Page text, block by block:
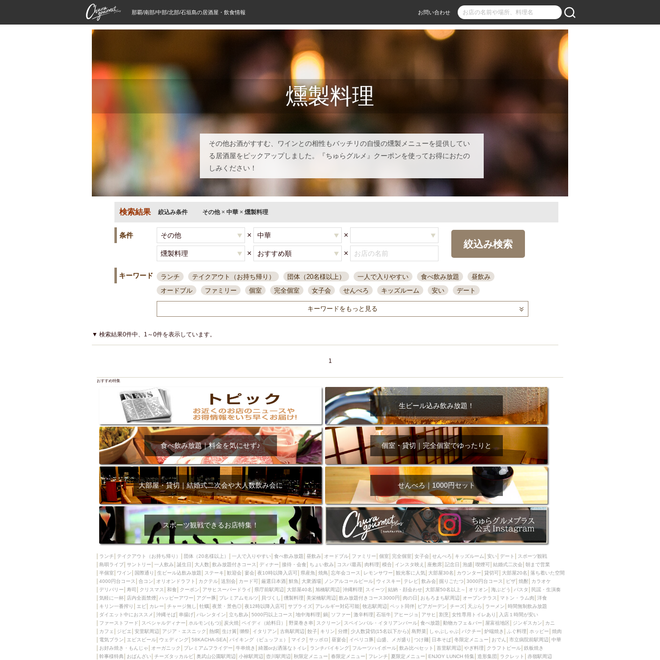
那覇/南部/中部/北部/石垣島の居酒屋・飲食情報 お問い合わせ
燻製料理
その他お酒がすすむ、ワインとの相性もバッチリの自慢の燻製メニューを提供してい
る居酒屋をピックアップしました。『ちゅらグルメ』クーポンを使ってお得におたの
しみください！
検索結果 絞込み条件 その他× 中華 × 燻製料理
条件 × ×
× ×
絞込み検索
キーワード ランチ テイクアウト（お持ち帰り） 団体（20名様以上） 一人で入りやすい 食べ飲み放題
昼飲み
オードブル
ファミリー 個室 完全個室 女子会 せんべろ キッズルーム 安い
デート
一人飲み 誕生日 大人数
接待・会食
ちょい飲み コスパ最高 肉料理 模合 インスタ映え 座敷席 記念日 泡盛
喫煙可
結婚式二次会
夜10時以降入店可
県産魚 焼鳥 忘年会コース レモンサワー 観光客に人気 大部屋30名
カウンター
4000円台コース
デリバリー 寿司 クリスマス 和食
クーポン
アサヒスーパードライ
県庁前駅周辺 旭橋駅周辺 沖縄料理 スイーツ
結納・顔会わせ
大部屋50名以上～
オリオン 海ぶどう 民謡・生演奏 気軽に一杯
店内全面禁煙
ハッピーアワー
アグー豚 プレミアムモルツ 貝づくし 燻製料理
美栄橋駅周辺
飲み放題付きコース3000円
肉の日 おもろまち駅周辺 オープンテラス マトン・ラム肉
洋食
キリン一番搾り
エビ カレー チャージ無し 牡蠣 夜景・景色◎ 夜12時以降入店可
サプライズ
アレルギー対応可能
牧志駅周辺 ペット同伴 ビアガーデン 天ぷら
時間無制飲み放題
ダイエット中におススメ
沖縄そば 串揚げ バレンタイン 立ち飲み 5000円以上コース 地中海料理
鍋
ソファー
激辛料理 石垣牛 アヒージョ アサヒ 割烹 女性専用トイレあり
入店１時間が安い
ファーストフード
スペシャルディナー ホルモン(もつ) 炭火焼 ペイディ（給料日）
野菜巻き串
スクリーン
スペインバル・イタリアンバール 食べ放題 動物カフェ＆バー 屋富祖地区
ジンギスカン
カニ
カフェ ジビエ 安里駅周辺 アジア・エスニック 熱燗 生け簀 獺祭 イタリアン
古島駅周辺
分煙 少人数貸切(15名以下から) しゃぶしゃぶ パクチー 炉端焼き
ふぐ料理
ホッピー
焼肉 電気ブラン エビスビール ウェディング 58KACHA-SEA
バイキング（ビュッフェ）
マイク
サッポロ 昼宴会 イベリコ豚 山盛、メガ盛り つけ麺 日本そば 冬限定メニュー
おでん
市立病院前駅周辺
中華 お好み焼き・もんじゃ オーガニック プレミアムフライデー
牛串焼き
綺麗orお洒落なトイレ
ランチバイキング フルーツハイボール 飲み比べセット 首里駅周辺
やぎ料理
クラフトビール
鉄板焼き 幹事様特典 おばんざい チーズタッカルビ 奥武山公園駅周辺
小禄駅周辺
壺川駅周辺
秋限定メニュー 春限定メニュー フレンチ 夏限定メニュー ENJOY LUNCH 特集
造形集団
ラクレット
赤嶺駅周辺 シードル 那覇空港駅周辺 儀保駅周辺
キーワードをもっと見る
▼ 検索結果0件中、1～0件を表示しています。
1
おすすめ特集
生ビール込み飲み放題！
食べ飲み放題｜料金を気にせず♪ 個室・貸切｜完全個室でゆったりと
大部屋・貸切｜結婚式二次会や大人数飲み会に せんべろ｜1000円セット
スポーツ観戦できるお店特集！
ランチ テイクアウト（お持ち帰り） 団体（20名様以上） 一人で入りやすい 食べ飲み放題 昼飲み オードブル ファミリー 個室 完全個室 女子会 せんべろ キッズルーム 安い デート
スポーツ観戦
島唄ライブ サントリー 一人飲み 誕生日 大人数 飲み放題付きコース ディナー 接待・会食 ちょい飲み コスパ最高 肉料理 模合 インスタ映え 座敷席 記念日 泡盛 喫煙可 結婚式二次会 朝まで営業
半個室
ワイン 国際通り 生ビール込飲み放題 ステーキ 歓迎会 宴会 夜10時以降入店可 県産魚 焼鳥 忘年会コース レモンサワー 観光客に人気 大部屋30名 カウンター 貸切可 大部屋20名
落ち着いた空間
4000円台コース
合コン オリオンドラフト カクテル 送別会 カード可 厳選日本酒 鮮魚 大衆酒場 ノンアルコールビール ウィスキー テレビ 飲み会 掘りごたつ 3000円台コース ピザ 焼酎
カラオケ
デリバリー
寿司 クリスマス 和食 クーポン アサヒスーパードライ 県庁前駅周辺 大部屋40名 旭橋駅周辺 沖縄料理 スイーツ 結納・顔会わせ 大部屋50名以上～ オリオン 海ぶどう パスタ
民謡・生演奏
気軽に一杯
店内全面禁煙 ハッピーアワー アグー豚 プレミアムモルツ 貝づくし 燻製料理 美栄橋駅周辺 飲み放題付きコース3000円 肉の日 おもろまち駅周辺 オープンテラス マトン・ラム肉
洋食
キリン一番搾り
エビ カレー チャージ無し 牡蠣 夜景・景色◎ 夜12時以降入店可 サプライズ アレルギー対応可能 牧志駅周辺 ペット同伴 ビアガーデン チーズ 天ぷら ラーメン
時間無制飲み放題
ダイエット中におススメ
沖縄そば 串揚げ バレンタイン 立ち飲み 5000円以上コース 地中海料理 鍋 ソファー 激辛料理 石垣牛 アヒージョ アサヒ 割烹 女性専用トイレあり
入店１時間が安い
ファーストフード
スペシャルディナー ホルモン(もつ) 炭火焼 ペイディ（給料日） 野菜巻き串 スクリーン スペインバル・イタリアンバール 食べ放題 動物カフェ＆バー 屋富祖地区 ジンギスカン
カニ
カフェ
ジビエ 安里駅周辺 アジア・エスニック 熱燗 生け簀 獺祭 イタリアン 古島駅周辺 餃子 キリン 分煙 少人数貸切(15名以下から) 島野菜 しゃぶしゃぶ パクチー 炉端焼き ふぐ料理 ホッピー
焼肉
電気ブラン
エビスビール ウェディング 58KACHA-SEA バイキング（ビュッフェ） マイク サッポロ 昼宴会 イベリコ豚 山盛、メガ盛り つけ麺 日本そば 冬限定メニュー おでん 市立病院前駅周辺
中華
お好み焼き・もんじゃ
オーガニック プレミアムフライデー 牛串焼き 綺麗orお洒落なトイレ ランチバイキング フルーツハイボール 飲み比べセット 首里駅周辺 やぎ料理 クラフトビール 鉄板焼き
幹事様特典
おばんざい チーズタッカルビ 奥武山公園駅周辺 小禄駅周辺 壺川駅周辺 秋限定メニュー 春限定メニュー フレンチ 夏限定メニュー ENJOY LUNCH 特集 造形集団 ラクレット 赤嶺駅周辺